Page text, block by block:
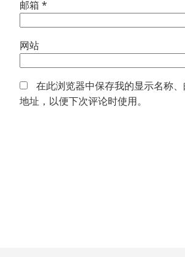
邮箱 *
网站
在此浏览器中保存我的显示名称
地址，以便下次评论时使用。